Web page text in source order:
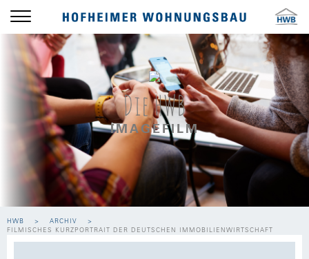
Die HWB
IMAGEFILM
HWB
ARCHIV
FILMISCHES KURZPORTRAIT DER DEUTSCHEN IMMOBILIENWIRTSCHAFT